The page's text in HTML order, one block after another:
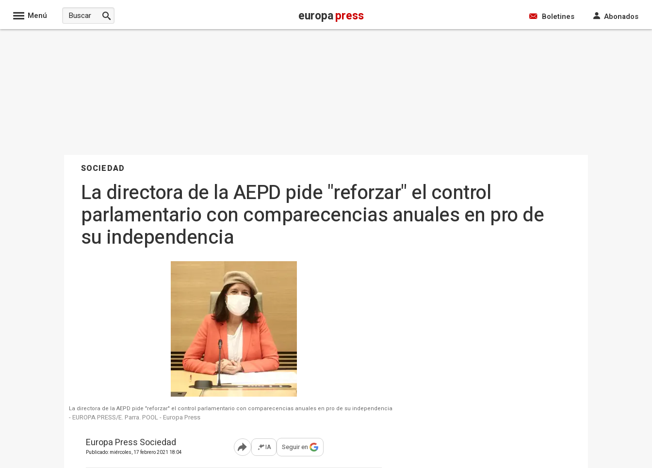
Menú europapress Boletines Abonados
SOCIEDAD
La directora de la AEPD pide "reforzar" el control
parlamentario con comparecencias anuales en pro de
su independencia
La directora de la AEPD pide "reforzar" el control parlamentario con comparecencias anuales en pro de su independencia
- EUROPA PRESS/E. Parra. POOL - Europa Press
Europa Press Sociedad
Publicado: miércoles, 17 febrero 2021 18:04 Abrir opciones para compartir
IA Seguir en